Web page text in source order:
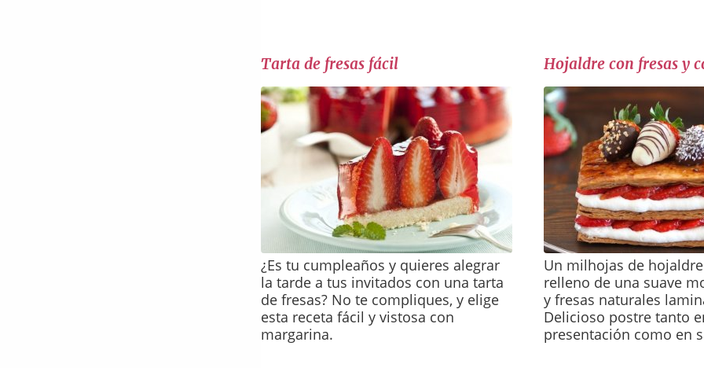
Tarta de fresas fácil
¿Es tu cumpleaños y quieres alegrar
la tarde a tus invitados con una tarta
de fresas? No te compliques, y elige
esta receta fácil y vistosa con
margarina.
Hojaldre con fresas y
Un milhojas de
relleno de una suave
y fresas naturales
Delicioso postre tanto
presentación como en